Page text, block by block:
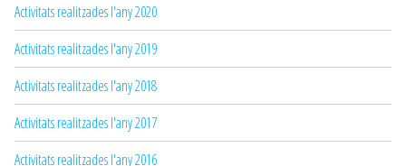
Activitats realitzades l'any 2020
Activitats realitzades l'any 2019
Activitats realitzades l'any 2018
Activitats realitzades l'any 2017
Activitats realitzades l'any 2016